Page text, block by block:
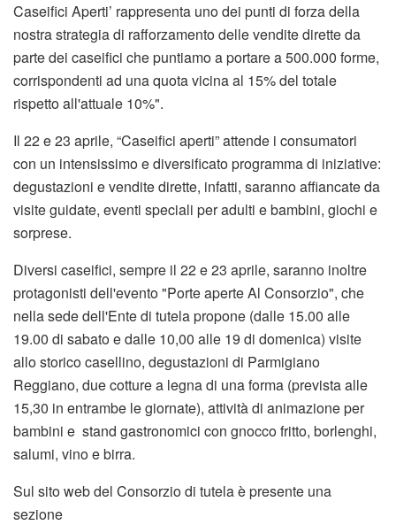
Caseifici Aperti’ rappresenta uno dei punti di forza della
nostra strategia di rafforzamento delle vendite dirette da
parte dei caseifici che puntiamo a portare a 500.000 forme,
corrispondenti ad una quota vicina al 15% del totale
rispetto all'attuale 10%".
Il 22 e 23 aprile, “Caseifici aperti” attende i consumatori
con un intensissimo e diversificato programma di iniziative:
degustazioni e vendite dirette, infatti, saranno affiancate da
visite guidate, eventi speciali per adulti e bambini, giochi e
sorprese.
Diversi caseifici, sempre il 22 e 23 aprile, saranno inoltre
protagonisti dell'evento "Porte aperte Al Consorzio", che
nella sede dell'Ente di tutela propone (dalle 15.00 alle
19.00 di sabato e dalle 10,00 alle 19 di domenica) visite
allo storico casellino, degustazioni di Parmigiano
Reggiano, due cotture a legna di una forma (prevista alle
15,30 in entrambe le giornate), attività di animazione per
bambini e stand gastronomici con gnocco fritto, borlenghi,
salumi, vino e birra.
Sul sito web del Consorzio di tutela è presente una
sezione